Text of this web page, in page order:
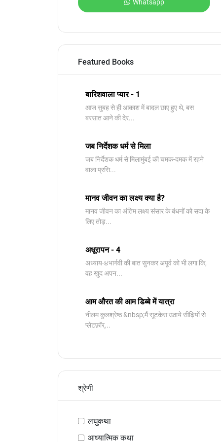
Whatsapp
Featured Books
बारिशवाला प्यार - 1
आज सुबह से ही आकाश में बादल छाए हुए थे, बस
बरसात आने की देर...
जब निर्देशक धर्म से मिला
जब निर्देशक धर्म से मिलामुंबई की चमक-दमक में रहने
वाला प्रसि...
मानव जीवन का लक्ष्य क्या है?
मानव जीवन का अंतिम लक्ष्य संसार के बंधनों को सदा के
लिए तोड़...
अधूरापन - 4
अध्याय-૪भार्गवी की बात सुनकर अपूर्व को भी लगा कि,
वह खुद अपन...
आम औरत की आम डिब्बे में यात्रा
नीलम कुलश्रेष्ठ &nbsp;मैं सूटकेस उठाये सीढ़ियों से
प्लेटफ़ॉर्...
श्रेणी
लघुकथा
आध्यात्मिक कथा